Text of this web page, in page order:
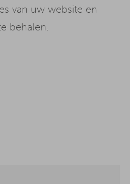
van uw website en
behalen.